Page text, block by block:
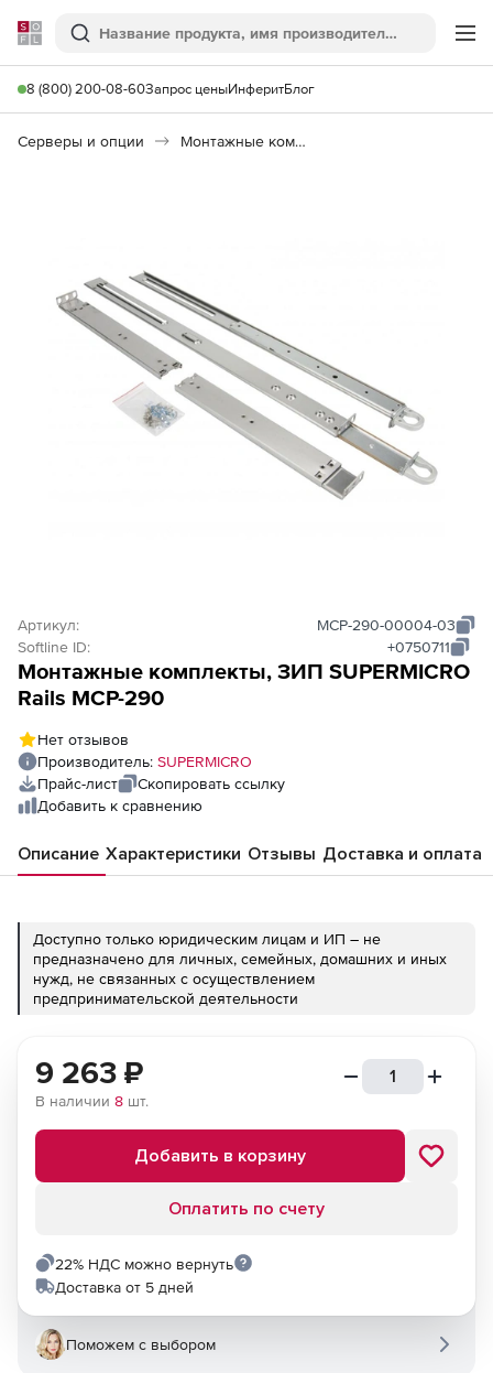
Softline
Поиск
8 (800) 200-08-60Запрос ценыИнферитБлог
Серверы и опции Монтажные комплекты, ЗИП
Артикул:
MCP-290-00004-03
Softline ID:
+0750711
Монтажные комплекты, ЗИП SUPERMICRO
Rails MCP-290
Нет отзывов
Производитель: SUPERMICRO
Прайс-лист
Скопировать ссылку
Добавить к сравнению
Описание Характеристики Отзывы Доставка и оплата
Доступно только юридическим лицам и ИП – не
предназначено для личных, семейных, домашних и иных
нужд, не связанных с осуществлением
предпринимательской деятельности
9 263 ₽
В наличии 8 шт.
Добавить в корзину
Оплатить по счету
22% НДС можно вернуть
Доставка от 5 дней
Поможем с выбором